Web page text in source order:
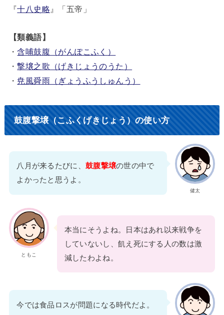
『十八史略 』「五帝」
【類義語】
・含哺鼓腹（がんぽこふく）
・撃壌之歌（げきじょうのうた）
・尭風舜雨（ぎょうふうしゅんう）
鼓腹撃壌（こふくげきじょう）の使い方
健太
八月が来るたびに、 鼓腹撃壌の世の中で
よかったと思うよ。
ともこ
本当にそうよね。日本はあれ以来戦争を
していないし、飢え死にする人の数は激
減したわよね。
今では食品ロスが問題になる時代だよ。